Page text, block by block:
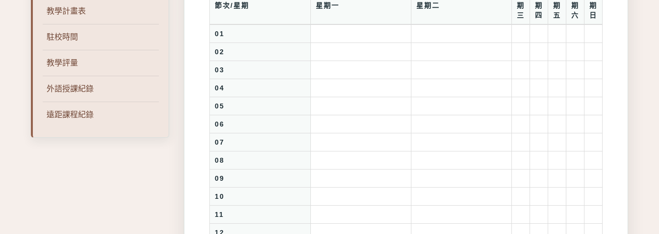
教學計畫表
駐校時間
教學評量
外語授課紀錄
遠距課程紀錄
節次/星期 星期一 星期二
期
三
期
四
期
五
期
六
期
日
01
02
03
04
05
06
07
08
09
10
11